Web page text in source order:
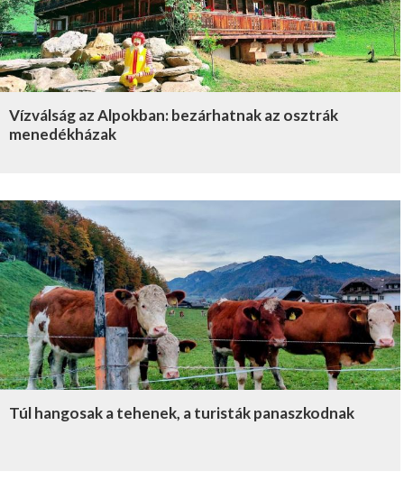
Vízválság az Alpokban: bezárhatnak az osztrák
menedékházak
Túl hangosak a tehenek, a turisták panaszkodnak